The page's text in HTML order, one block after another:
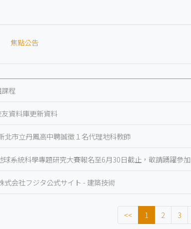
焦點公告
程
資料庫更新資料
北市立丹鳳高中聘誠徵１名代理地科教師
球系統科學專題研究大賽報名至6月30日截止，敬請踴躍參加
式会社フジタ公式サイト - 建築技術
<< 1 2 3